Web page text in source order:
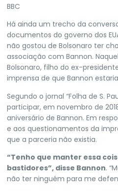
BBC
Há ainda um trecho da
documentos do governo dos
não gostou de Bolsonaro ter
associação com Bannon.
Bolsonaro, filho do ex-
imprensa de que Bannon
Segundo o jornal “Folha de S.
participar, em novembro de
aniversário de Bannon. Em
e aos questionamentos da
que a parceria não existia.
“Tenho que manter essa
bastidores”, disse Bannon.
não ter ninguém para me